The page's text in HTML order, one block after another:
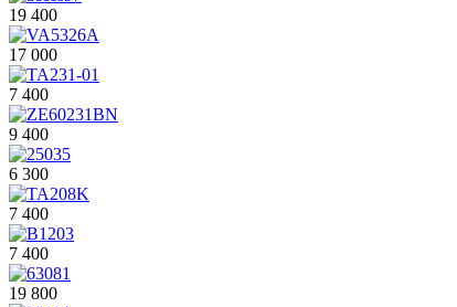
19 400
17 000
7 400
9 400
6 300
7 400
7 400
19 800